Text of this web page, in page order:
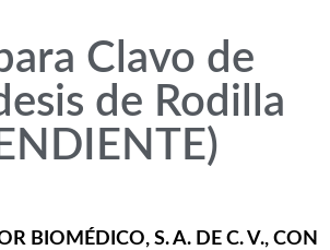
Clavo de
de Rodilla
BIOMÉDICO, S. A. DE C. V., CON